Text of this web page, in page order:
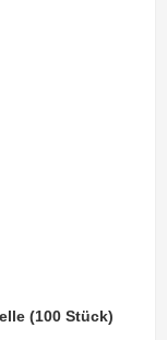
(100 Stück)